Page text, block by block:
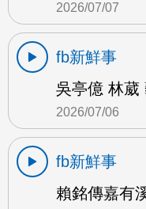
2026/07/07
fb新鮮事
吳亭億 林葳
2026/07/06
fb新鮮事
賴銘傳嘉有